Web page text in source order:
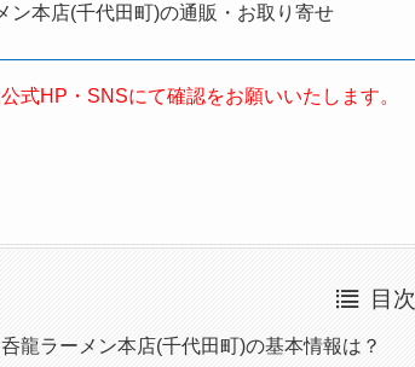
ン本店(千代田町)の通販・お取り寄せ
式HP・SNSにて確認をお願いいたします。
目次
呑龍ラーメン本店(千代田町)の基本情報は？